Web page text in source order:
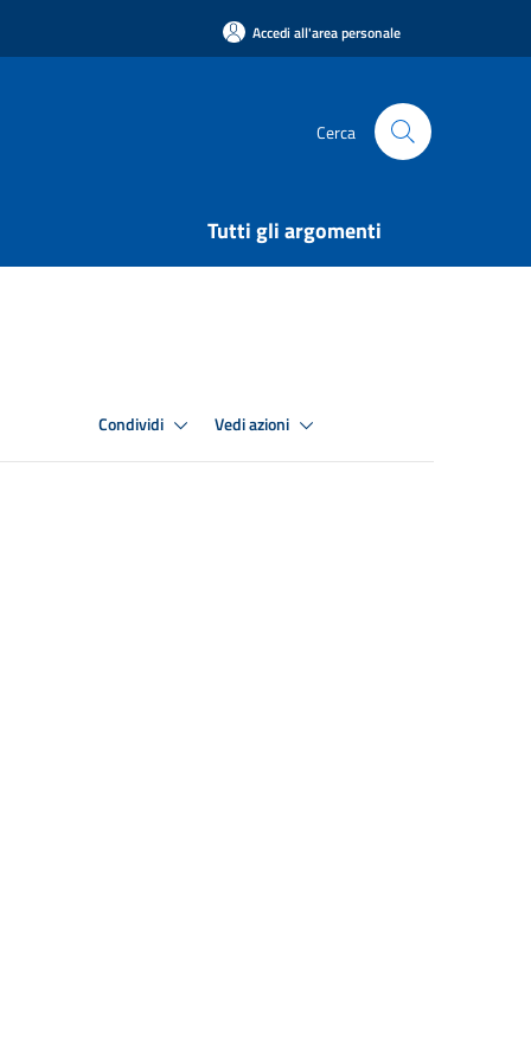
Accedi all'area personale
Cerca
Tutti gli argomenti
Condividi Vedi azioni